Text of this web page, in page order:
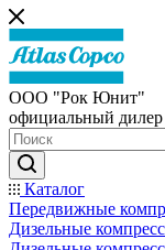
ООО "Рок Юнит"
официальный
Каталог
Передвижные
Дизельные